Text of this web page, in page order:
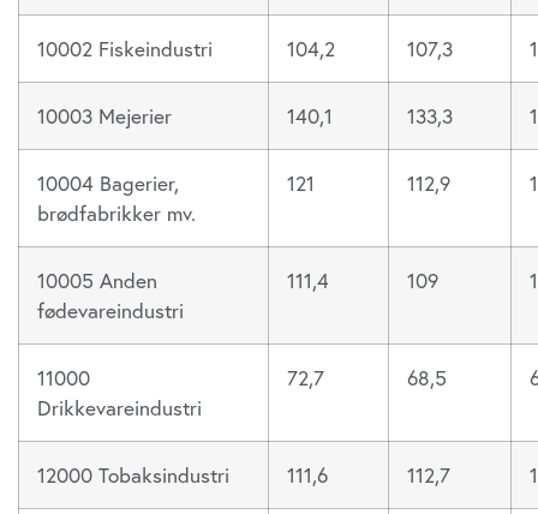
10002 Fiskeindustri 104,2 107,3
10003 Mejerier 140,1 133,3
10004 Bagerier,
brødfabrikker mv.
121 112,9
10005 Anden
fødevareindustri
111,4 109
11000
Drikkevareindustri
72,7 68,5
12000 Tobaksindustri 111,6 112,7